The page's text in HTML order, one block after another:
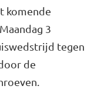
komende
3
tegen
de